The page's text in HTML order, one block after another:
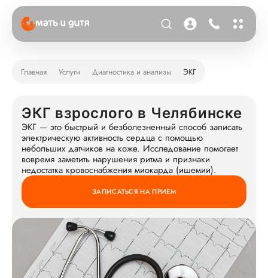
Главная Услуги Диагностика и анализы ЭКГ
ЭКГ взрослого в Челябинске
ЭКГ — это быстрый и безболезненный способ записать
электрическую активность сердца с помощью
небольших датчиков на коже. Исследование помогает
вовремя заметить нарушения ритма и признаки
недостатка кровоснабжения миокарда (ишемии).
ЗАПИСАТЬСЯ НА ПРИЕМ